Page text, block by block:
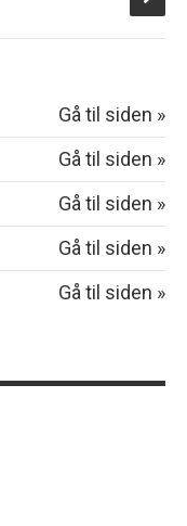
Gå til siden »
Gå til siden »
Gå til siden »
Gå til siden »
Gå til siden »